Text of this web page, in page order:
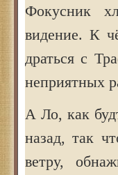
Фокусник
видение. К
драться с
неприятных
А Ло, как
назад, так
ветру,